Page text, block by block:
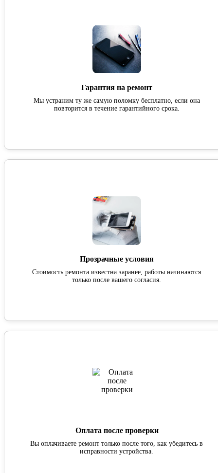
Гарантия на ремонт
Мы устраним ту же самую поломку бесплатно, если она
повторится в течение гарантийного срока.
Прозрачные условия
Стоимость ремонта известна заранее, работы начинаются
только после вашего согласия.
Оплата после проверки
Вы оплачиваете ремонт только после того, как убедитесь в
исправности устройства.